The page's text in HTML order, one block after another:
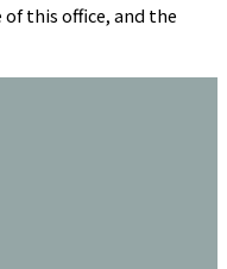
of this office, and the